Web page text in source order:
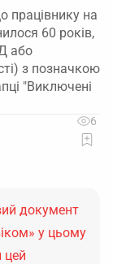
працівнику на
60 років,
або
з позначкою
"Виключені
6
документ
у цьому
цей